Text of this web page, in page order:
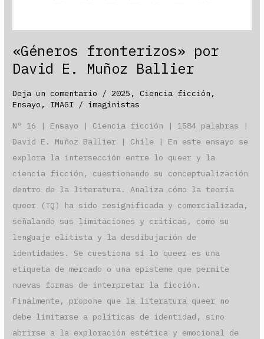
«Géneros fronterizos» por
David E. Muñoz Ballier
Deja un comentario / 2025 ,Ciencia ficción ,
Ensayo , IMAGI / imaginistas
Nº 16 | Ensayo | Ciencia ficción | 1584 palabras |
David E. Muñoz Ballier | Chile | En este ensayo se
explora la intersección entre lo queer y la
ciencia ficción, cuestionando su conceptualización
dentro de la literatura. Analiza cómo la teoría
queer (TQ) ha sido resignificada y comercializada,
señalando sus limitaciones y críticas, como su
lenguaje elitista y la desdibujación de
identidades. Se cuestiona si lo queer es una
etiqueta de mercado o una episteme que permite
nuevas formas de interpretar la ficción.
Finalmente, propone que la literatura queer no
debe limitarse a políticas de identidad, sino
abrirse a la exploración estética y emocional de